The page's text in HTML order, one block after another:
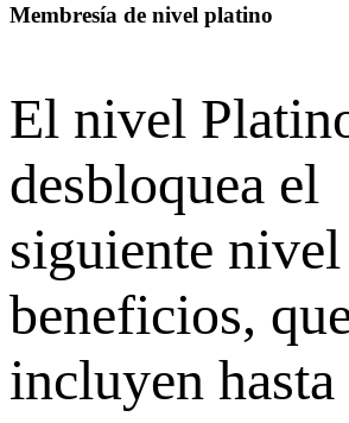
Membresía de nivel platino
El nivel
desbloquea el
siguiente
beneficios,
incluyen